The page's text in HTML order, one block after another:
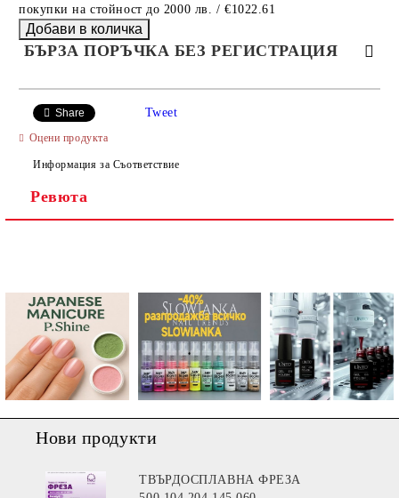
покупки на стойност до 2000 лв. / €1022.61
БЪРЗА ПОРЪЧКА БЕЗ РЕГИСТРАЦИЯ
Share Tweet
Оцени продукта
Информация за Съответствие
Ревюта
Нови продукти
ТВЪРДОСПЛАВНА ФРЕЗА